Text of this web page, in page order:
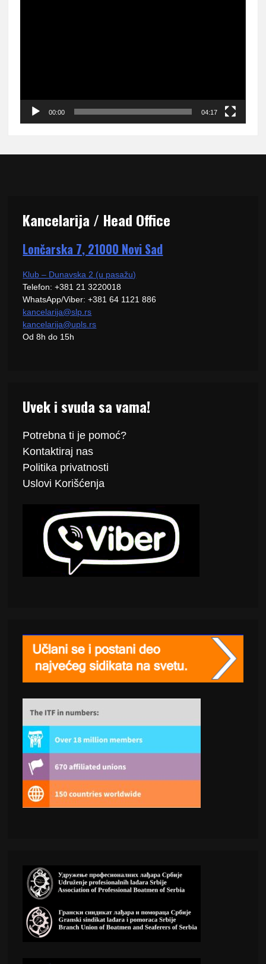
00:00 04:17
Kancelarija / Head Office
Lončarska 7, 21000 Novi Sad
Klub – Dunavska 2 (u pasažu)
Telefon: +381 21 3220018
WhatsApp/Viber: +381 64 1121 886
kancelarija@slp.rs
kancelarija@upls.rs
Od 8h do 15h
Uvek i svuda sa vama!
Potrebna ti je pomoć?
Kontaktiraj nas
Politika privatnosti
Uslovi Korišćenja